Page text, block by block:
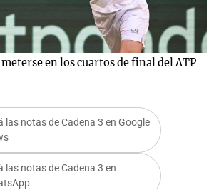
en los cuartos de final del ATP
las notas de Cadena 3 en Google
las notas de Cadena 3 en
2026
La Sole en
Cadena 3